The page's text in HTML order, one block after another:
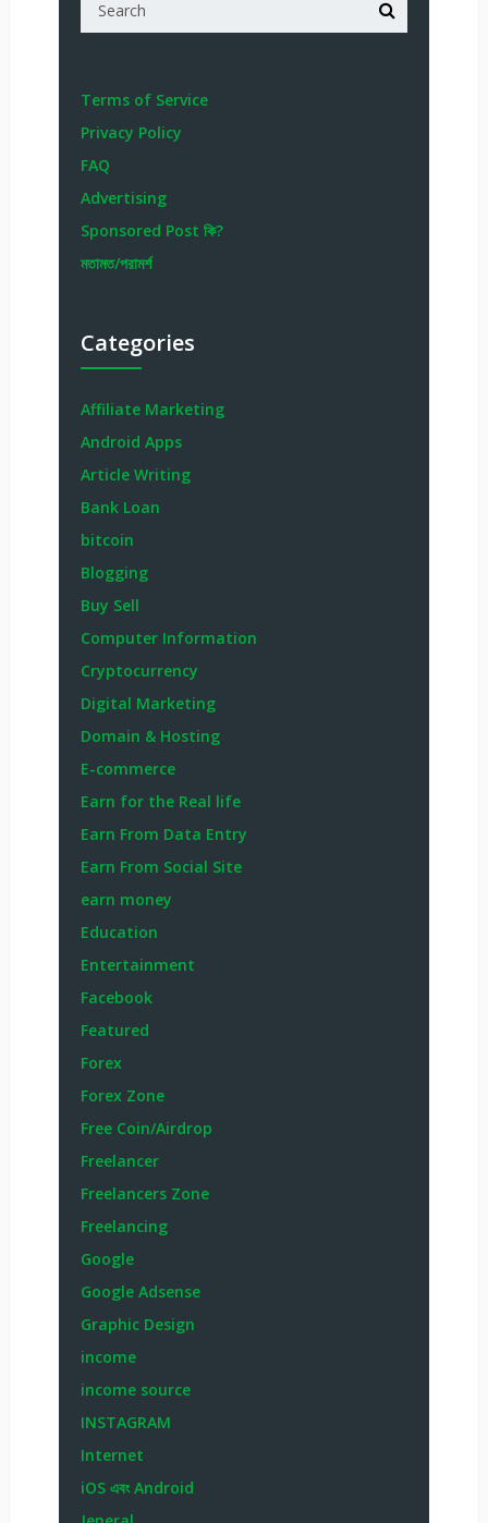
Terms of Service
Privacy Policy
FAQ
Advertising
Sponsored Post কি?
মতামত/পরামর্শ
Categories
Affiliate Marketing
Android Apps
Article Writing
Bank Loan
bitcoin
Blogging
Buy Sell
Computer Information
Cryptocurrency
Digital Marketing
Domain & Hosting
E-commerce
Earn for the Real life
Earn From Data Entry
Earn From Social Site
earn money
Education
Entertainment
Facebook
Featured
Forex
Forex Zone
Free Coin/Airdrop
Freelancer
Freelancers Zone
Freelancing
Google
Google Adsense
Graphic Design
income
income source
INSTAGRAM
Internet
iOS এবং Android